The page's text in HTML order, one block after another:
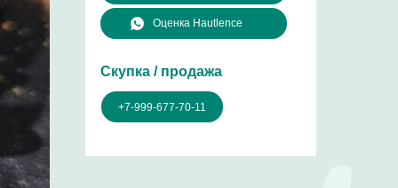
Скупка / продажа
Оценка Hautlence
+7-999-677-70-11